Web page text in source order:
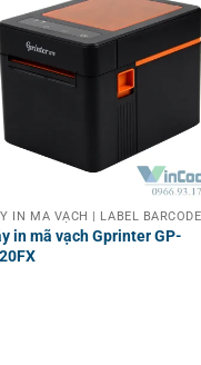
in mã vạch Gprinter GP-